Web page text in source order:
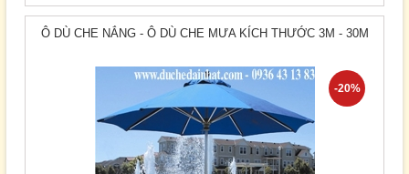
Ô DÙ CHE NẮNG - Ô DÙ CHE MƯA KÍCH THƯỚC 3M - 30M
-20%